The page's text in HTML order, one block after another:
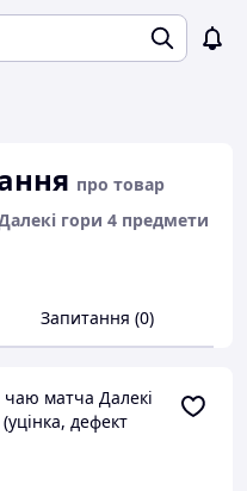
про товар
гори 4 предмети
Запитання (0)
чаю матча Далекі
дефект